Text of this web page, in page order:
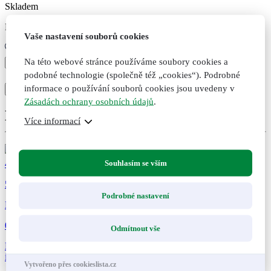
Skladem
Expedujeme do druhého dne po uhrazení
Právenka
latnatá,
originální
bylinné
kapky,
+
-
Přidat do košíkuPřidánoNepřidáno
Doporučené kombinace
449
56
Bylinná kúra Dr. Popova IMUNITA
0 hodnocení
Kombinace 3 originálních bylinných kapek, na podporu přirozené
imunity a zdravého fungování...
Vaše nastavení souborů cookies
Na této webové stránce používáme soubory cookies a
podobné technologie (společně též „cookies“). Podrobné
informace o používání souborů cookies jsou uvedeny v
Zásadách ochrany osobních údajů
Více informací
Souhlasím se vším
Podrobné nastavení
Odmítnout vše
Vytvořeno přes cookieslista.cz